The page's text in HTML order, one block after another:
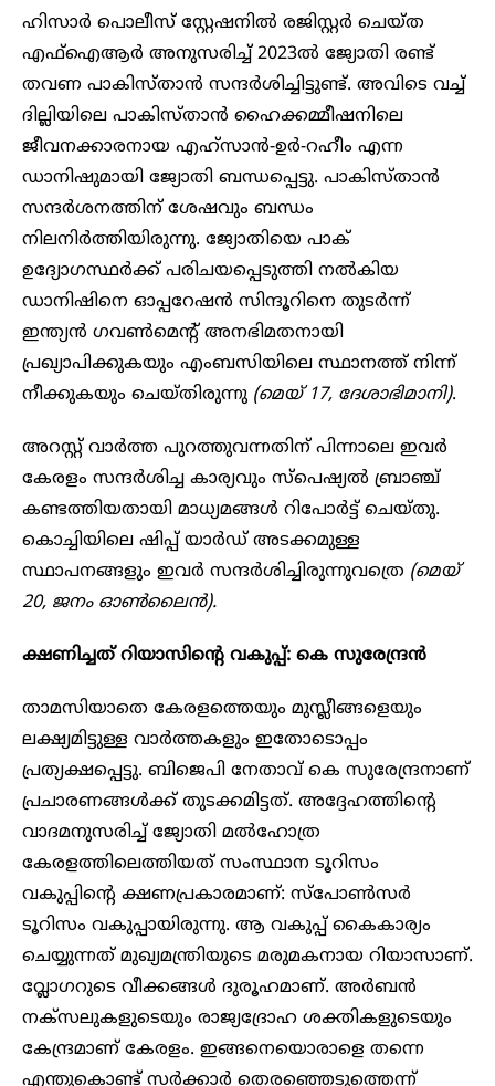
ഹിസാർ പൊലീസ് സ്റ്റേഷനിൽ രജിസ്റ്റർ ചെയ്ത
എഫ്‌ഐആർ അനുസരിച്ച് 2023ൽ ജ്യോതി രണ്ട്
തവണ പാകിസ്താൻ സന്ദർശിച്ചിട്ടുണ്ട്. അവിടെ വച്ച്
ദില്ലിയിലെ പാകിസ്താൻ ഹൈക്കമ്മീഷനിലെ
ജീവനക്കാരനായ എഹ്സാൻ-ഉർ-റഹീം എന്ന
ഡാനിഷുമായി ജ്യോതി ബന്ധപ്പെട്ടു. പാകിസ്താൻ
സന്ദർശനത്തിന് ശേഷവും ബന്ധം
നിലനിർത്തിയിരുന്നു. ജ്യോതിയെ പാക്
ഉദ്യോഗസ്ഥർക്ക് പരിചയപ്പെടുത്തി നൽകിയ
ഡാനിഷിനെ ഓപ്പറേഷൻ സിന്ദൂറിനെ തുടർന്ന്
ഇന്ത്യൻ ഗവൺമെന്റ് അനഭിമതനായി
പ്രഖ്യാപിക്കുകയും എംബസിയിലെ സ്ഥാനത്ത് നിന്ന്
നീക്കുകയും ചെയ്തിരുന്നു (മെയ് 17, ദേശാഭിമാനി).
അറസ്റ്റ് വാർത്ത പുറത്തുവന്നതിന് പിന്നാലെ ഇവർ
കേരളം സന്ദർശിച്ച കാര്യവും സ്‌പെഷ്യൽ ബ്രാഞ്ച്
കണ്ടത്തിയതായി മാധ്യമങ്ങൾ റിപോർട്ട് ചെയ്തു.
കൊച്ചിയിലെ ഷിപ്പ് യാർഡ് അടക്കമുള്ള
സ്ഥാപനങ്ങളും ഇവർ സന്ദർശിച്ചിരുന്നുവത്രെ (മെയ്
20, ജനം ഓൺലൈൻ).
ക്ഷണിച്ചത് റിയാസിന്റെ വകുപ്പ്: കെ സുരേന്ദ്രൻ
താമസിയാതെ കേരളത്തെയും മുസ്ലീങ്ങളെയും
ലക്ഷ്യമിട്ടുള്ള വാർത്തകളും ഇതോടൊപ്പം
പ്രത്യക്ഷപ്പെട്ടു. ബിജെപി നേതാവ് കെ സുരേന്ദ്രനാണ്
പ്രചാരണങ്ങൾക്ക് തുടക്കമിട്ടത്. അദ്ദേഹത്തിന്റെ
വാദമനുസരിച്ച് ജ്യോതി മൽഹോത്ര
കേരളത്തിലെത്തിയത് സംസ്ഥാന ടൂറിസം
വകുപ്പിന്റെ ക്ഷണപ്രകാരമാണ്: സ്‌പോൺസർ
ടൂറിസം വകുപ്പായിരുന്നു. ആ വകുപ്പ് കൈകാര്യം
ചെയ്യുന്നത് മുഖ്യമന്ത്രിയുടെ മരുമകനായ റിയാസാണ്.
വ്ലോഗറുടെ വീക്കങ്ങൾ ദുരൂഹമാണ്. അർബൻ
നക്‌സലുകളുടെയും രാജ്യദ്രോഹ ശക്തികളുടെയും
കേന്ദ്രമാണ് കേരളം. ഇങ്ങനെയൊരാളെ തന്നെ
എന്തുകൊണ്ട് സർക്കാർ തെരഞ്ഞെടുത്തെന്ന്